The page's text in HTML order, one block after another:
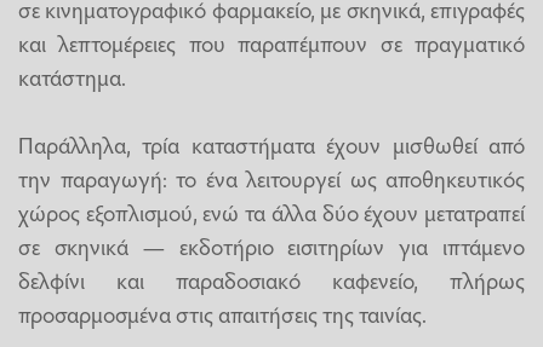
σε κινηματογραφικό φαρμακείο, με σκηνικά, επιγραφές
και λεπτομέρειες που παραπέμπουν σε πραγματικό
κατάστημα.
Παράλληλα, τρία καταστήματα έχουν μισθωθεί από
την παραγωγή: το ένα λειτουργεί ως αποθηκευτικός
χώρος εξοπλισμού, ενώ τα άλλα δύο έχουν μετατραπεί
σε σκηνικά — εκδοτήριο εισιτηρίων για ιπτάμενο
δελφίνι και παραδοσιακό καφενείο, πλήρως
προσαρμοσμένα στις απαιτήσεις της ταινίας.